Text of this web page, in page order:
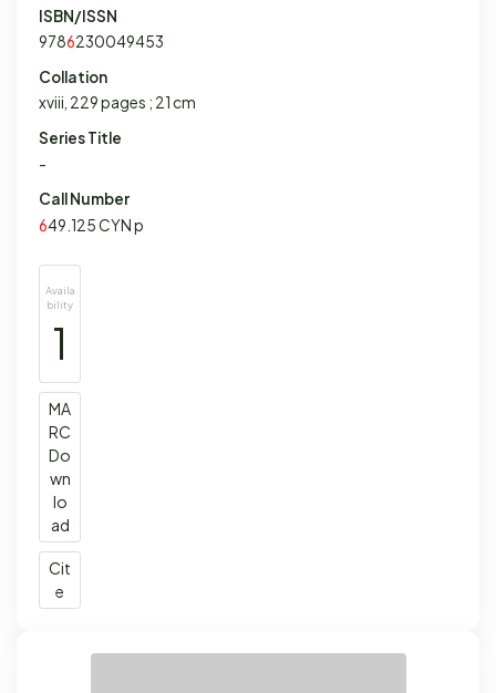
ISBN/ISSN
9786230049453
Collation
xviii, 229 pages ; 21 cm
Series Title
-
Call Number
649.125 CYN p
Availa
bility
1
MA
RC
Do
wn
lo
ad
Cit
e